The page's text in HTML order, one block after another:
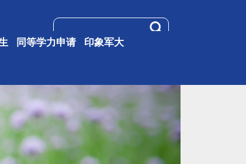
同等学力申请 印象军大